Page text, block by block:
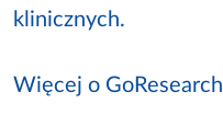
klinicznych.
Więcej o